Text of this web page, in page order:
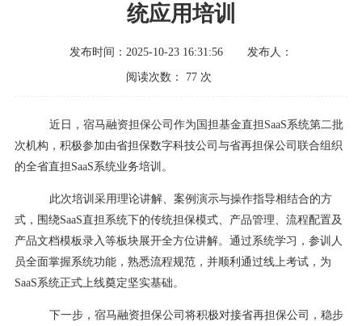
统应用培训
发布时间：2025-10-23 16:31:56 发布人：
阅读次数： 77 次
近日，宿马融资担保公司作为国担基金直担 SaaS系统第二批
次机构，积极参加由省担保数字科技公司与省再担保公司联合组织
的全省直担SaaS系统业务培训。
此次培训采用理论讲解、案例演示与操作指导相结合的方
式，围绕SaaS直担系统下的传统担保模式、产品管理、流程配置及
产品文档模板录入等板块展开全方位讲解。通过系统学习，参训人
员全面掌握系统功能，熟悉流程规范，并顺利通过线上考试，为
SaaS系统正式上线奠定坚实基础。
下一步，宿马融资担保公司将积极对接省再担保公司，稳步